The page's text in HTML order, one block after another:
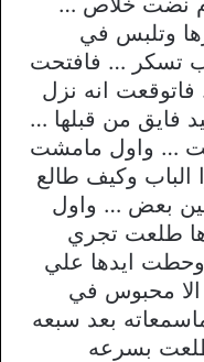
وتلبس في
تسكر … فافتحت
انه نزل
فايق من قبلها …
… واول مامشت
الباب وكيف طالع
بعض … واول
طلعت تجري
ايدها علي
الا محبوس في
بعد سبعه
بسرعه